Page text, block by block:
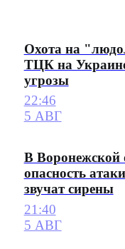
Охота на
ТЦК на
угрозы
22:46
5 АВГ
В Воронежской
опасность
звучат сирены
21:40
5 АВГ